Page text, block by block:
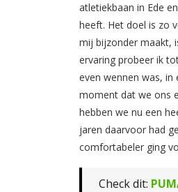
atletiekbaan in Ede
heeft. Het doel is zo
mij bijzonder maakt,
ervaring probeer ik
even wennen was, in
moment dat we ons
hebben we nu een
jaren daarvoor had
comfortabeler ging
Check dit: